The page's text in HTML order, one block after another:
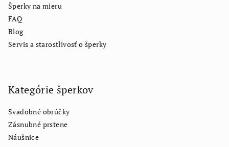
Šperky na mieru
FAQ
Blog
Servis a starostlivosť o šperky
Kategórie šperkov
Svadobné obrúčky
Zásnubné prstene
Náušnice